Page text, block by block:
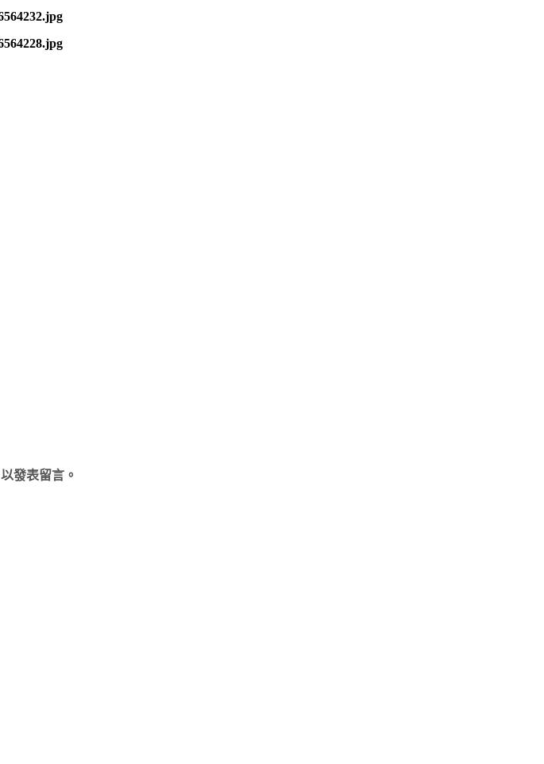
以發表留言。